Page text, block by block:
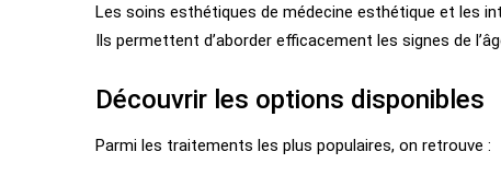
Les soins esthétiques de médecine esthétique et les
Ils permettent d’aborder efficacement les signes de
Découvrir les options disponibles
Parmi les traitements les plus populaires, on retrouve :